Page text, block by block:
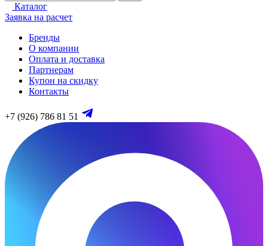
Каталог
Заявка на расчет
Бренды
О компании
Оплата и доставка
Партнерам
Купон на скидку
Контакты
+7 (926) 786 81 51